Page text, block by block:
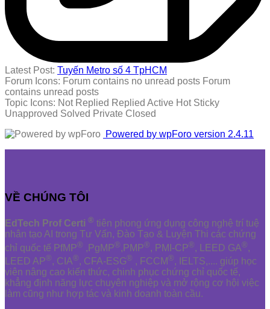
Latest Post: Tuyến Metro số 4 TpHCM
Forum Icons: Forum contains no unread posts Forum
contains unread posts
Topic Icons: Not Replied Replied Active Hot Sticky
Unapproved Solved Private Closed
Powered by wpForo version 2.4.11
VỀ CHÚNG TÔI
EdTech Prof Certi ® tiên phong ứng dụng công nghệ trí tuệ
nhân tạo AI trong Tư Vấn, Đào Tạo & Luyện Thi các chứng
chỉ quốc tế PfMP® ,PgMP®,PMP®, PMI-CP®, LEED GA®,
LEED AP®, CIA®, CFA-ESG® , FCCM®, IELTS,.... giúp học
viên nâng cao kiến thức, chinh phục chứng chỉ quốc tế,
khẳng định năng lực chuyên nghiệp và mở rộng cơ hội việc
làm cũng như hợp tác và kinh doanh toàn cầu.